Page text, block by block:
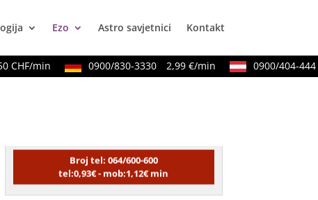
Ezo Astro savjetnici Kontakt
min 0900/830-3330 2,99 €/min 0900/404-444
KRISTINA
/ Kod 160
tel:0,93€ - mob:1,12€ min